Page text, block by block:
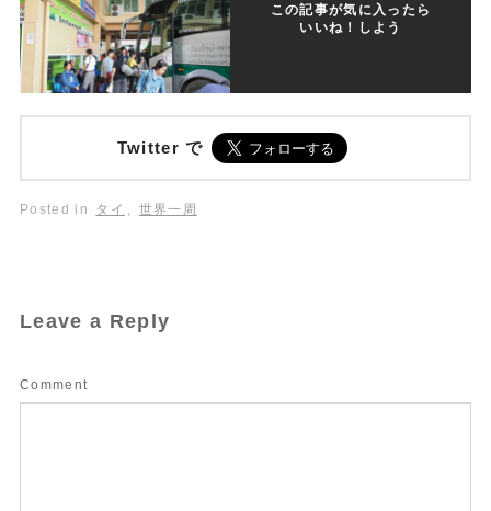
この記事が気に入ったら
いいね！しよう
Twitter で
Posted in タイ , 世界一周
Leave a Reply
Comment